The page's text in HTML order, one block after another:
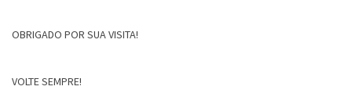
OBRIGADO POR SUA VISITA!
VOLTE SEMPRE!